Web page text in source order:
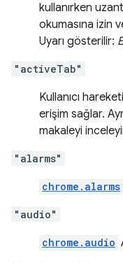
kullanırken
okumasına izin
Uyarı gösterilir:
"activeTab"
Kullanıcı
erişim sağlar.
makaleyi
"alarms"
chrome.alarms
"audio"
chrome.audio